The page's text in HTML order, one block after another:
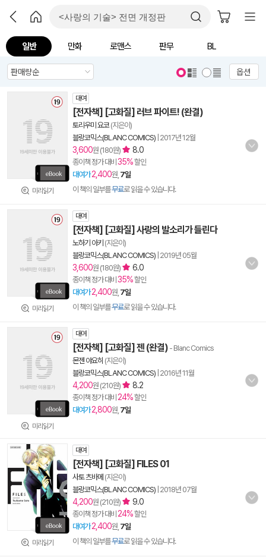
일반 만화 로맨스 판무 BL
옵션
미리읽기
대여
[전자책] [고화질] 러브 파이트! (완결)
토리우미 요코(지은이)
블랑코믹스(BLANC COMICS) 2017년 12월
3,600원 (180원) 8.0
종이책 정가 대비 35%할인
대여가 2,400원, 7일
이 책의 일부를무료로 읽을 수 있습니다.
미리읽기
대여
[전자책] [고화질] 사랑의 발소리가 들린다
노하기 아키 (지은이)
블랑코믹스(BLANC COMICS) 2019년 05월
3,600원 (180원) 6.0
종이책 정가 대비 35%할인
대여가 2,400원, 7일
이 책의 일부를무료로 읽을 수 있습니다.
미리읽기
대여
[전자책] [고화질] 젠 (완결) - Blanc Comics
몬젠 야요히 (지은이)
블랑코믹스(BLANC COMICS) 2016년 11월
4,200원 (210원) 8.2
종이책 정가 대비 24%할인
대여가 2,800원, 7일
미리읽기
대여
[전자책] [고화질] FILES 01
사토 츠바메 (지은이)
블랑코믹스(BLANC COMICS) 2018년 07월
4,200원 (210원) 9.0
종이책 정가 대비 24%할인
대여가 2,400원, 7일
이 책의 일부를무료로 읽을 수 있습니다.